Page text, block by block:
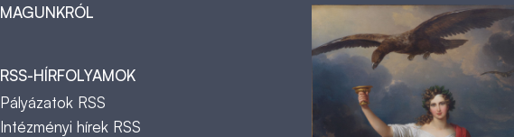
MAGUNKRÓL
RSS-HÍRFOLYAMOK
Pályázatok RSS
Intézményi hírek RSS